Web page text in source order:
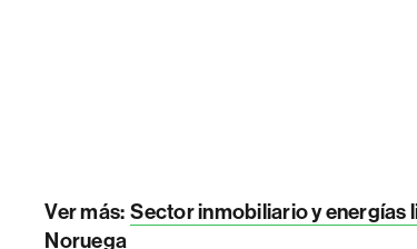
Ver más: Sector inmobiliario y energías
Noruega